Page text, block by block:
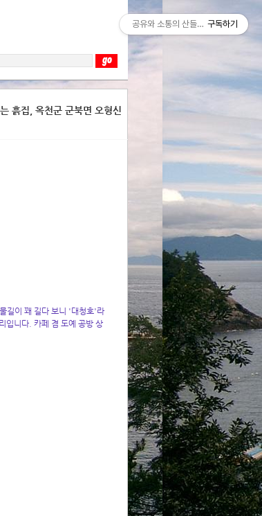
흙집, 옥천군 군북면 오형신
길이 꽤 길다 보니 '대청호'라
입니다. 카페 겸 도예 공방 상
공유와 소통의 산들바람구독하기